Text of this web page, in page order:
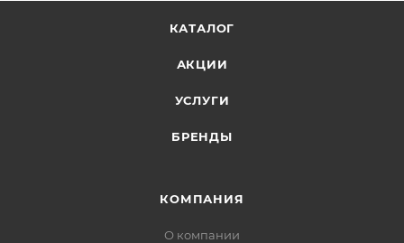
КАТАЛОГ
АКЦИИ
УСЛУГИ
БРЕНДЫ
КОМПАНИЯ
О компании